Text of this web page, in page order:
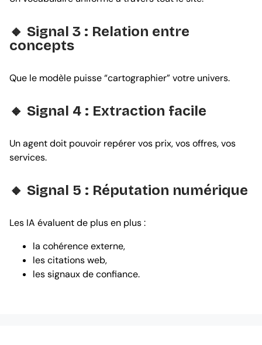
🔸 Signal 3 : Relation entre
concepts
Que le modèle puisse “cartographier” votre univers.
🔸 Signal 4 : Extraction facile
Un agent doit pouvoir repérer vos prix, vos offres, vos
services.
🔸 Signal 5 : Réputation numérique
Les IA évaluent de plus en plus :
la cohérence externe,
les citations web,
les signaux de confiance.